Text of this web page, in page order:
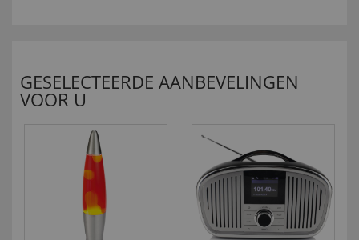
GESELECTEERDE AANBEVELINGEN
VOOR U